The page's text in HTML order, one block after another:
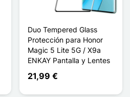
Duo Tempered Glass
Protección para Honor
Magic 5 Lite 5G / X9a
ENKAY Pantalla y Lentes
21,99 €